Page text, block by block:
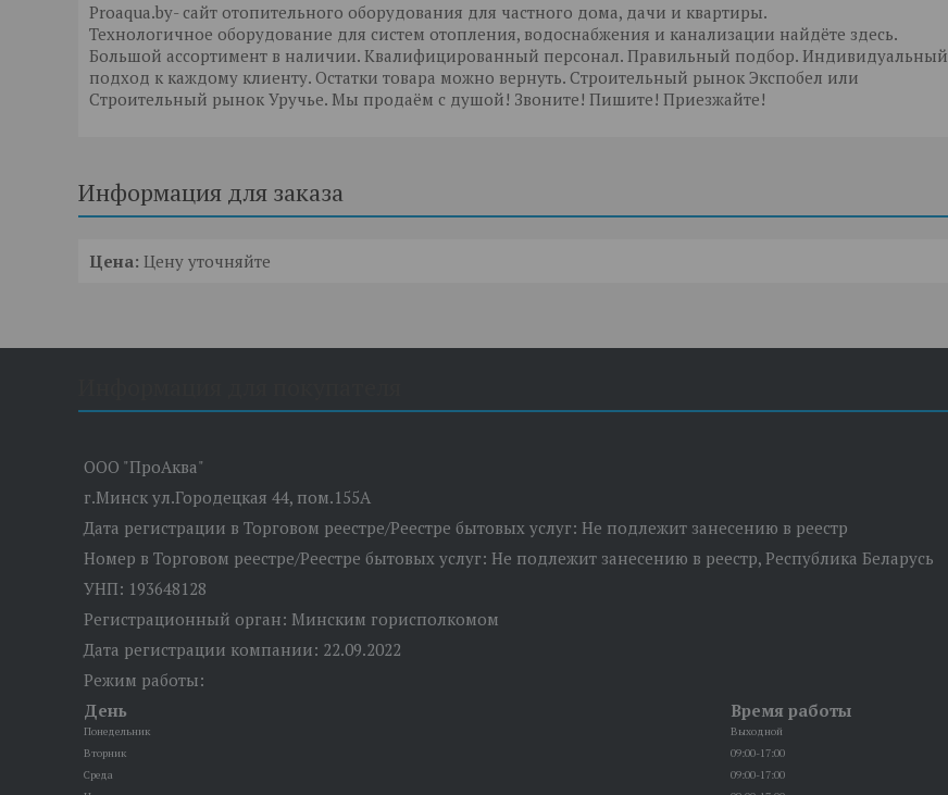
Proaqua.by- сайт отопительного оборудования для частного дома, дачи и квартиры.
Технологичное оборудование для систем отопления, водоснабжения и канализации найдёте здесь.
Большой ассортимент в наличии. Квалифицированный персонал. Правильный подбор. Индивидуальный
подход к каждому клиенту. Остатки товара можно вернуть. Строительный рынок Экспобел или
Строительный рынок Уручье. Мы продаём с душой! Звоните! Пишите! Приезжайте!
Информация для заказа
Цена: Цену уточняйте
ООО "ПроАква"
г.Минск ул.Городецкая 44, пом.155А
Дата регистрации в Торговом реестре/Реестре бытовых услуг: Не подлежит занесению в реестр
Номер в Торговом реестре/Реестре бытовых услуг: Не подлежит занесению в реестр, Республика Беларусь
УНП: 193648128
Регистрационный орган: Минским горисполкомом
Дата регистрации компании: 22.09.2022
Режим работы:
День
Время работы
Понедельник
Выходной
Вторник
09:00-17:00
Среда
09:00-17:00